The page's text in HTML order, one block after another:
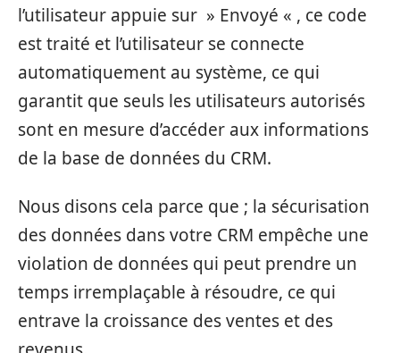
l’utilisateur appuie sur » Envoyé « , ce code
est traité et l’utilisateur se connecte
automatiquement au système, ce qui
garantit que seuls les utilisateurs autorisés
sont en mesure d’accéder aux informations
de la base de données du CRM.
Nous disons cela parce que ; la sécurisation
des données dans votre CRM empêche une
violation de données qui peut prendre un
temps irremplaçable à résoudre, ce qui
entrave la croissance des ventes et des